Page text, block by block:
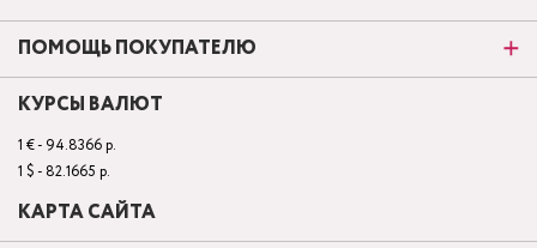
ПОМОЩЬ ПОКУПАТЕЛЮ
КУРСЫ ВАЛЮТ
1 € - 94.8366 р.
1 $ - 82.1665 р.
КАРТА САЙТА